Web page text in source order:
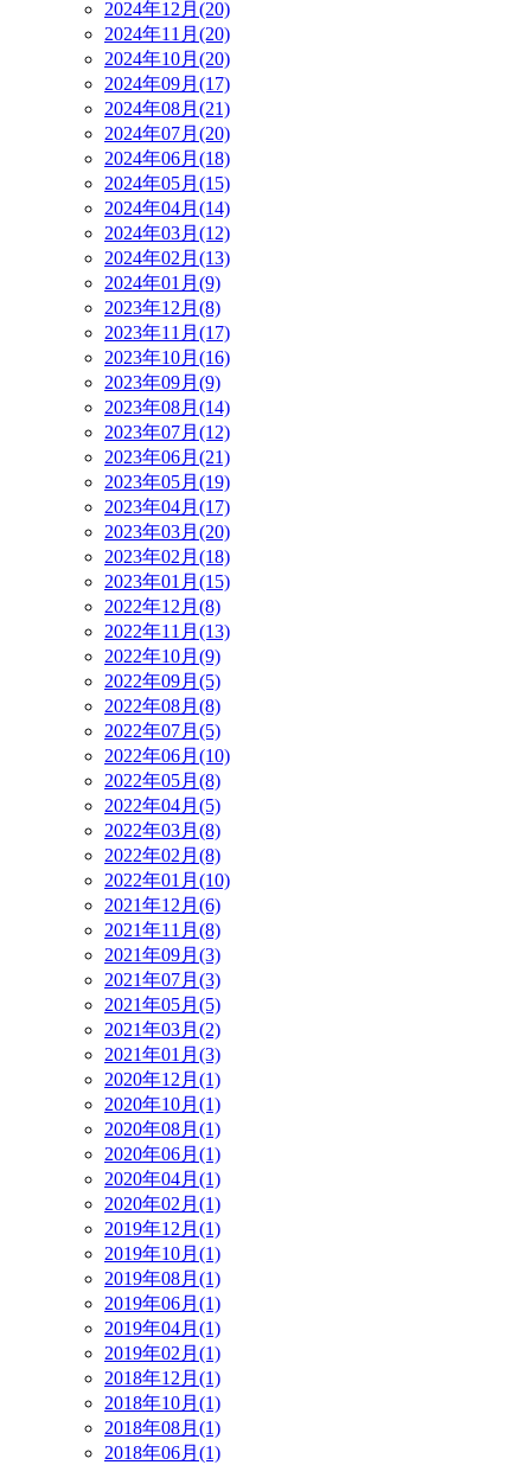
2024年12月(20)
2024年11月(20)
2024年10月(20)
2024年09月(17)
2024年08月(21)
2024年07月(20)
2024年06月(18)
2024年05月(15)
2024年04月(14)
2024年03月(12)
2024年02月(13)
2024年01月(9)
2023年12月(8)
2023年11月(17)
2023年10月(16)
2023年09月(9)
2023年08月(14)
2023年07月(12)
2023年06月(21)
2023年05月(19)
2023年04月(17)
2023年03月(20)
2023年02月(18)
2023年01月(15)
2022年12月(8)
2022年11月(13)
2022年10月(9)
2022年09月(5)
2022年08月(8)
2022年07月(5)
2022年06月(10)
2022年05月(8)
2022年04月(5)
2022年03月(8)
2022年02月(8)
2022年01月(10)
2021年12月(6)
2021年11月(8)
2021年09月(3)
2021年07月(3)
2021年05月(5)
2021年03月(2)
2021年01月(3)
2020年12月(1)
2020年10月(1)
2020年08月(1)
2020年06月(1)
2020年04月(1)
2020年02月(1)
2019年12月(1)
2019年10月(1)
2019年08月(1)
2019年06月(1)
2019年04月(1)
2019年02月(1)
2018年12月(1)
2018年10月(1)
2018年08月(1)
2018年06月(1)